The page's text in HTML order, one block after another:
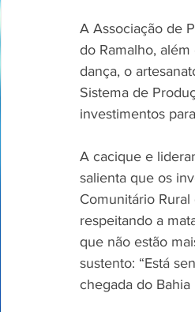
A Associação de
do Ramalho,
dança, o
Sistema de
investimentos
A cacique e
salienta que os
Comunitário
respeitando a
que não estão
sustento: “Está
chegada do Bahia